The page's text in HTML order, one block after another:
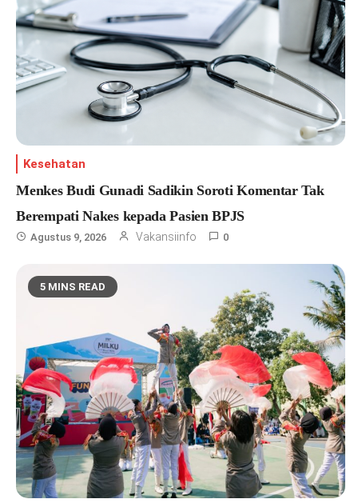
Kesehatan
Menkes Budi Gunadi Sadikin Soroti Komentar Tak
Berempati Nakes kepada Pasien BPJS
Agustus 9, 2026 Vakansiinfo 0
5 MINS READ